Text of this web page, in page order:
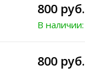
800 руб.
В наличии:
800 руб.